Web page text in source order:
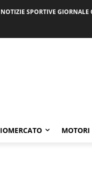
NOTIZIE SPORTIVE GIORNALE
MOTORI